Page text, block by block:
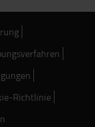
Richtlinie